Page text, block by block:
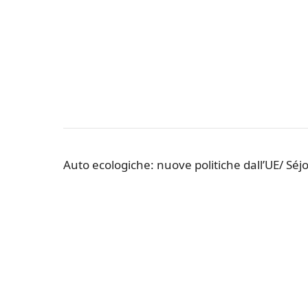
Auto ecologiche: nuove politiche dall’UE/